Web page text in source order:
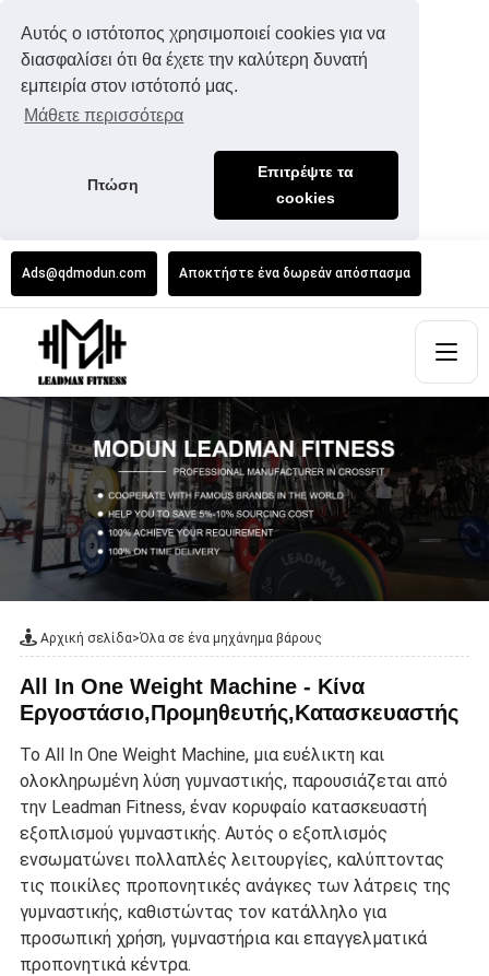
Αυτός ο ιστότοπος χρησιμοποιεί cookies για να
διασφαλίσει ότι θα έχετε την καλύτερη δυνατή
εμπειρία στον ιστότοπό μας.
Μάθετε περισσότερα
Πτώση
Επιτρέψτε τα
cookies
Ads@qdmodun.com Αποκτήστε ένα δωρεάν απόσπασμα
Αρχική σελίδα>Όλα σε ένα μηχάνημα βάρους
All In One Weight Machine - Κίνα
Εργοστάσιο,Προμηθευτής,Κατασκευαστής
Το All In One Weight Machine, μια ευέλικτη και
ολοκληρωμένη λύση γυμναστικής, παρουσιάζεται από
την Leadman Fitness, έναν κορυφαίο κατασκευαστή
εξοπλισμού γυμναστικής. Αυτός ο εξοπλισμός
ενσωματώνει πολλαπλές λειτουργίες, καλύπτοντας
τις ποικίλες προπονητικές ανάγκες των λάτρεις της
γυμναστικής, καθιστώντας τον κατάλληλο για
προσωπική χρήση, γυμναστήρια και επαγγελματικά
προπονητικά κέντρα.